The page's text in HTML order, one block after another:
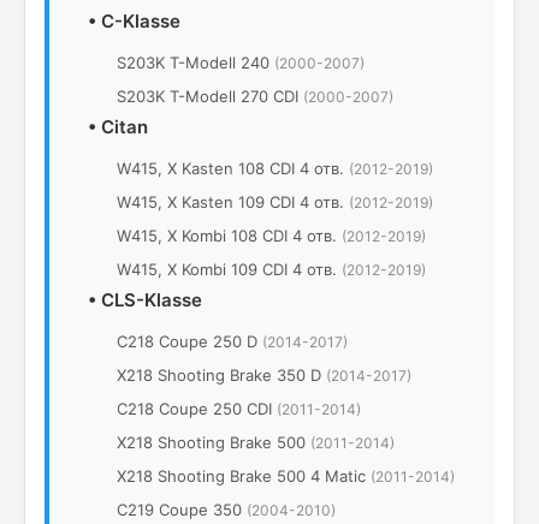
• C-Klasse
S203K T-Modell 240 (2000-2007)
S203K T-Modell 270 CDI (2000-2007)
• Citan
W415, X Kasten 108 CDI 4 отв. (2012-2019)
W415, X Kasten 109 CDI 4 отв. (2012-2019)
W415, X Kombi 108 CDI 4 отв. (2012-2019)
W415, X Kombi 109 CDI 4 отв. (2012-2019)
• CLS-Klasse
C218 Coupe 250 D (2014-2017)
X218 Shooting Brake 350 D (2014-2017)
C218 Coupe 250 CDI (2011-2014)
X218 Shooting Brake 500 (2011-2014)
X218 Shooting Brake 500 4 Matic (2011-2014)
C219 Coupe 350 (2004-2010)